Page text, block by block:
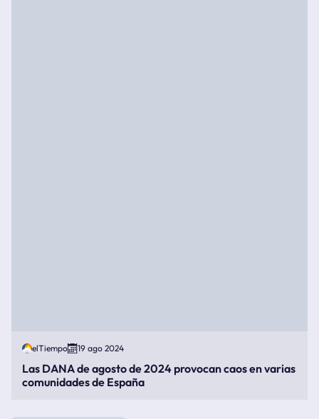
elTiempo 19 ago 2024
Las DANA de agosto de 2024 provocan caos en varias
comunidades de España